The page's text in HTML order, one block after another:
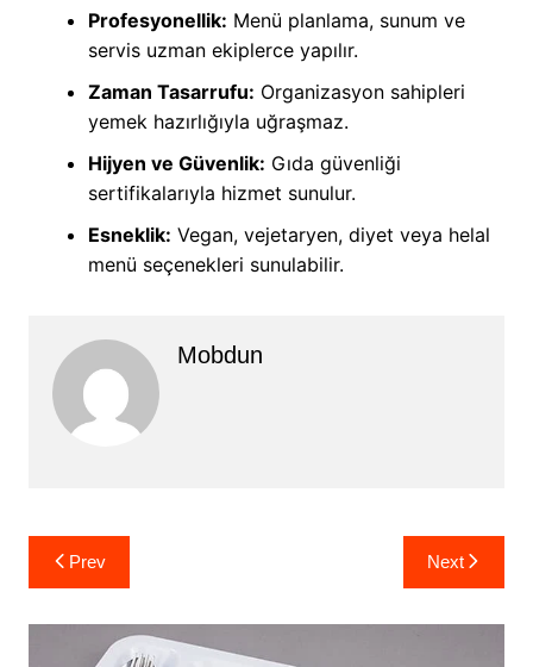
Profesyonellik: Menü planlama, sunum ve
servis uzman ekiplerce yapılır.
Zaman Tasarrufu: Organizasyon sahipleri
yemek hazırlığıyla uğraşmaz.
Hijyen ve Güvenlik: Gıda güvenliği
sertifikalarıyla hizmet sunulur.
Esneklik: Vegan, vejetaryen, diyet veya helal
menü seçenekleri sunulabilir.
Mobdun
Yazı
gezinmesi
Prev Next